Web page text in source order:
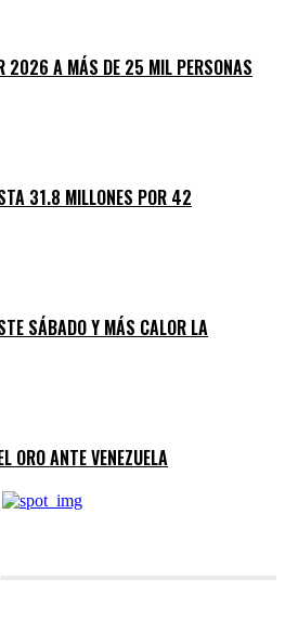
2026 A MÁS DE 25 MIL PERSONAS
31.8 MILLONES POR 42
SÁBADO Y MÁS CALOR LA
ORO ANTE VENEZUELA